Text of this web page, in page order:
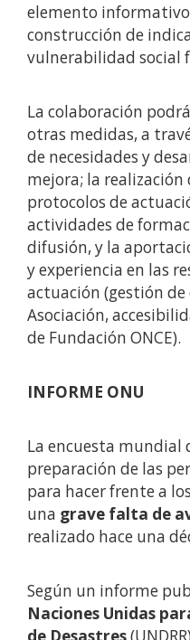
elemento
construcción de
vulnerabilidad social
La colaboración
otras medidas, a
de necesidades y
mejora; la realización
protocolos de
actividades de
difusión, y la
y experiencia en las
actuación (gestión
Asociación,
de Fundación ONCE).
INFORME ONU
La encuesta mundial
preparación de las
para hacer frente a
una grave falta de
realizado hace una
Según un informe
Naciones Unidas